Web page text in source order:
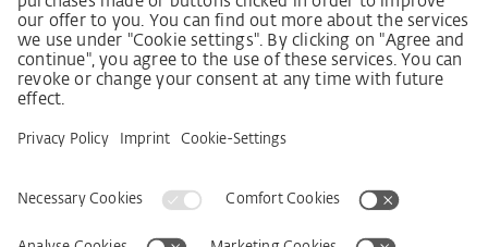
Закону про належну обачність у ланцюгах
постачання (LkSG)
Декларація про принципи стратегії у сфері прав
людини
Процедура подання та розгляду скарг відповідно